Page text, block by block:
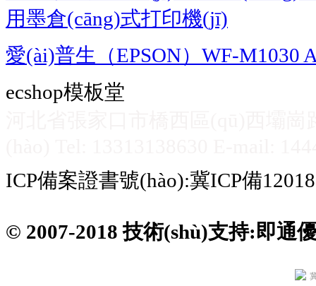
愛(ài)普生（EPSON）WF-M1030
ecshop模板堂
ICP備案證書號(hào):冀ICP備
© 2007-2018 技術(shù)支持:即通